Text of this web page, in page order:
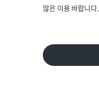
많은 이용 바랍니다.